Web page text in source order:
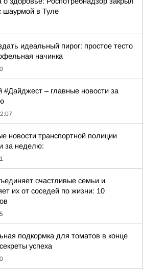
шаурмой в Туле
идеальный пирог: простое тесто
начинка
#Дайджест – главные новости за
новости транспортной полиции
за неделю:
счастливые семьи и
их от соседей по жизни: 10
подкормка для томатов в конце
успеха